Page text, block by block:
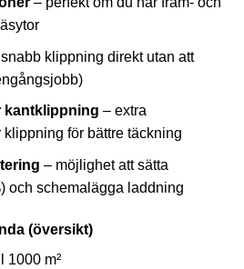
klippning direkt utan att
kantklippning – extra
för bättre täckning
– möjlighet att sätta
och schemalägga laddning
(översikt)
1000 m²